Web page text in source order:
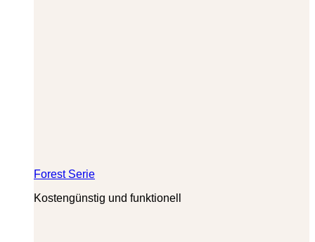
Forest Serie
Kostengünstig und funktionell